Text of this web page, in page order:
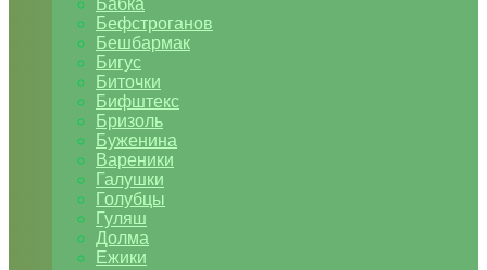
Бабка
Бефстроганов
Бешбармак
Бигус
Биточки
Бифштекс
Бризоль
Буженина
Вареники
Галушки
Голубцы
Гуляш
Долма
Ежики